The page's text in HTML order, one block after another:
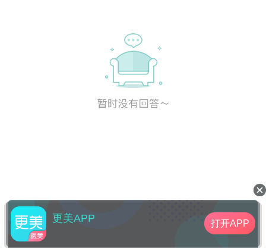
更美APP 打开APP